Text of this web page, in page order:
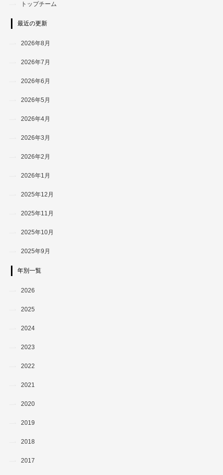
トップチーム
最近の更新
2026年8月
2026年7月
2026年6月
2026年5月
2026年4月
2026年3月
2026年2月
2026年1月
2025年12月
2025年11月
2025年10月
2025年9月
年別一覧
2026
2025
2024
2023
2022
2021
2020
2019
2018
2017